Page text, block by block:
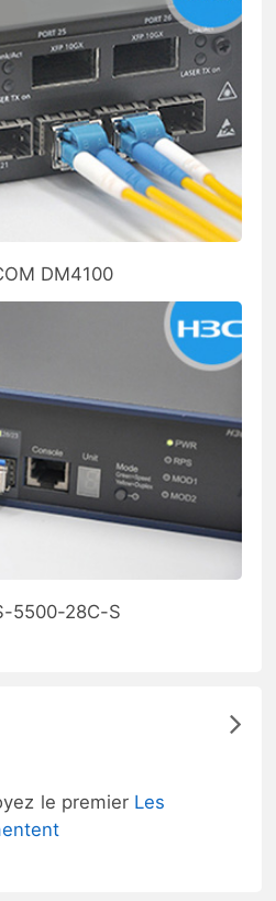
DM4100
5500-28C-S
le premier Les